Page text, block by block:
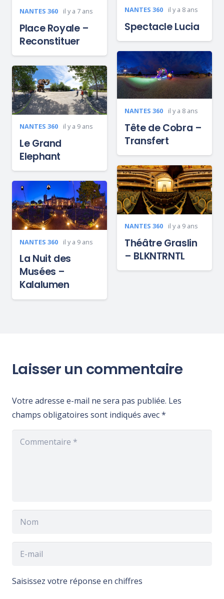
NANTES 360 il y a 7 ans
Place Royale –
Reconstituer
NANTES 360 il y a 8 ans
Spectacle Lucia
NANTES 360 il y a 8 ans
Tête de Cobra –
Transfert
NANTES 360 il y a 9 ans
Le Grand
Elephant
NANTES 360 il y a 9 ans
Théâtre Graslin
– BLKNTRNTL
NANTES 360 il y a 9 ans
La Nuit des
Musées –
Kalalumen
Laisser un commentaire
Votre adresse e-mail ne sera pas publiée. Les
champs obligatoires sont indiqués avec*
Saisissez votre réponse en chiffres